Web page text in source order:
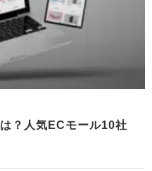
？人気ECモール10社